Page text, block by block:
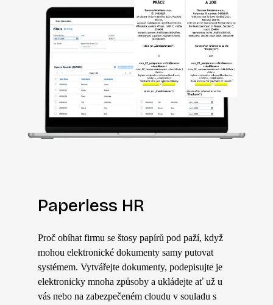
Paperless HR
Proč obíhat firmu se štosy papírů pod paží, když
mohou elektronické dokumenty samy putovat
systémem. Vytvářejte dokumenty, podepisujte je
elektronicky mnoha způsoby a ukládejte ať už u
vás nebo na zabezpečeném cloudu v souladu s